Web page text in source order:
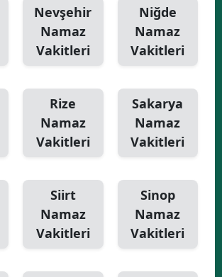
Nevşehir
Namaz
Vakitleri
Niğde
Namaz
Vakitleri
Rize
Namaz
Vakitleri
Sakarya
Namaz
Vakitleri
Siirt
Namaz
Vakitleri
Sinop
Namaz
Vakitleri